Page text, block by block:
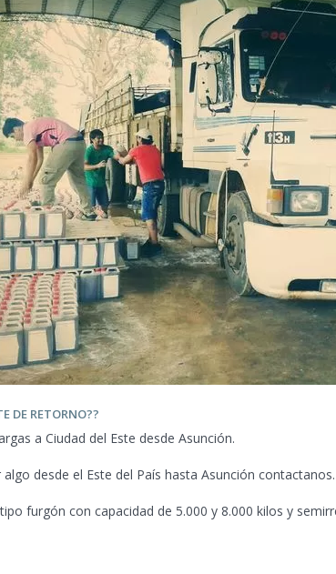
DE RETORNO??
a Ciudad del Este desde Asunción.
desde el Este del País hasta Asunción contactanos.
furgón con capacidad de 5.000 y 8.000 kilos y